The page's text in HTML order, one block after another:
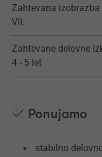
Zahtevana izobrazba
VII.
Zahtevane delovne
4 - 5 let
Ponujamo
stabilno